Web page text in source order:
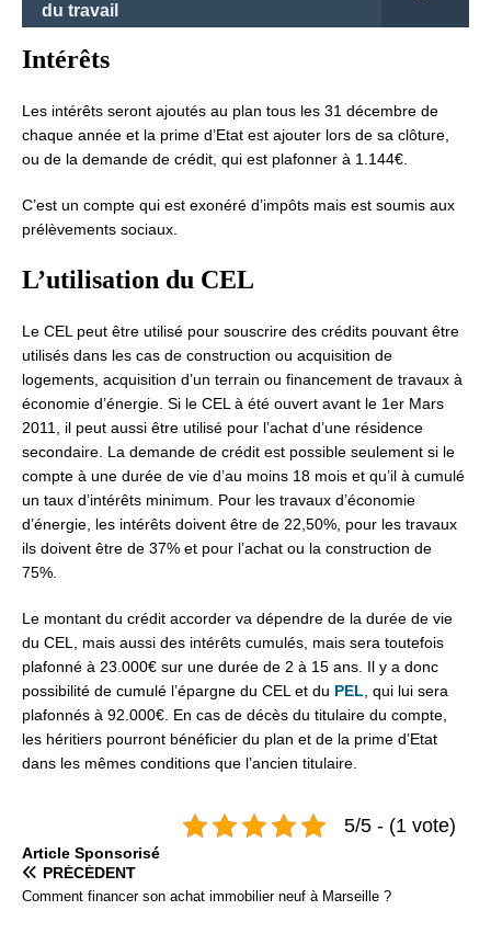
du travail
Intérêts
Les intérêts seront ajoutés au plan tous les 31 décembre de
chaque année et la prime d’Etat est ajouter lors de sa clôture,
ou de la demande de crédit, qui est plafonner à 1.144€.
C’est un compte qui est exonéré d’impôts mais est soumis aux
prélèvements sociaux.
L’utilisation du CEL
Le CEL peut être utilisé pour souscrire des crédits pouvant être
utilisés dans les cas de construction ou acquisition de
logements, acquisition d’un terrain ou financement de travaux à
économie d’énergie. Si le CEL à été ouvert avant le 1er Mars
2011, il peut aussi être utilisé pour l’achat d’une résidence
secondaire. La demande de crédit est possible seulement si le
compte à une durée de vie d’au moins 18 mois et qu’il à cumulé
un taux d’intérêts minimum. Pour les travaux d’économie
d’énergie, les intérêts doivent être de 22,50%, pour les travaux
ils doivent être de 37% et pour l’achat ou la construction de
75%.
Le montant du crédit accorder va dépendre de la durée de vie
du CEL, mais aussi des intérêts cumulés, mais sera toutefois
plafonné à 23.000€ sur une durée de 2 à 15 ans. Il y a donc
possibilité de cumulé l’épargne du CEL et du PEL , qui lui sera
plafonnés à 92.000€. En cas de décès du titulaire du compte,
les héritiers pourront bénéficier du plan et de la prime d’Etat
dans les mêmes conditions que l’ancien titulaire.
5/5 - (1 vote)
Articlе Spоnsоrisé
PRÉCÉDENT
Comment financer son achat immobilier neuf à Marseille ?